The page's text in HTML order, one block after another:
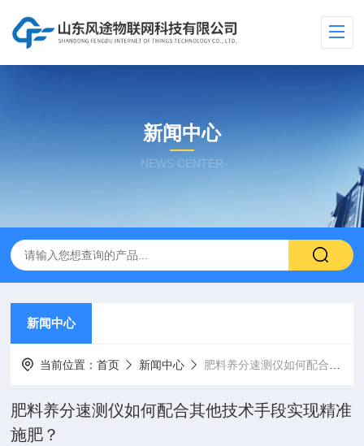
新闻中心
NEWS CENTER
新闻中心
当前位置：首页 新闻中心 肥料养分速测仪如何配合其他技术手段实现精准施肥？
肥料养分速测仪如何配合其他技术手段实现精准
施肥？